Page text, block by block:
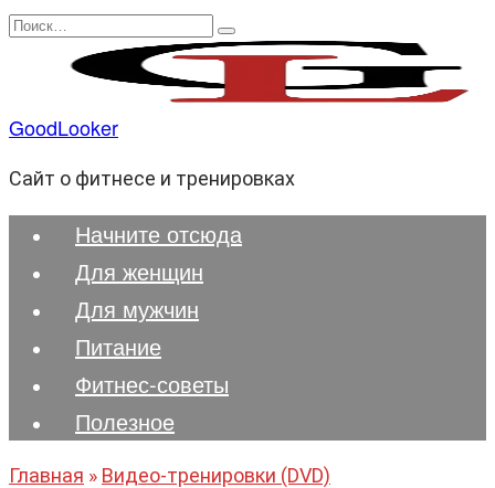
Перейти
содержанию
Search
GoodLooker
Сайт о фитнесе и тренировках
Начните отсюда
Для женщин
Для мужчин
Питание
Фитнес-советы
Полезноe
Главная » Видео-тренировки (DVD)